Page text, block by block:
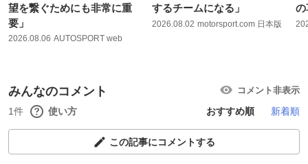
望を繋ぐためにも非常に重
要」
2026.08.06 AUTOSPORT web
するチームになる」
2026.08.02 motorsport.com 日本版
の
みんなのコメント コメント非表示
1件 使い方 おすすめ順 新着順
この記事にコメントする